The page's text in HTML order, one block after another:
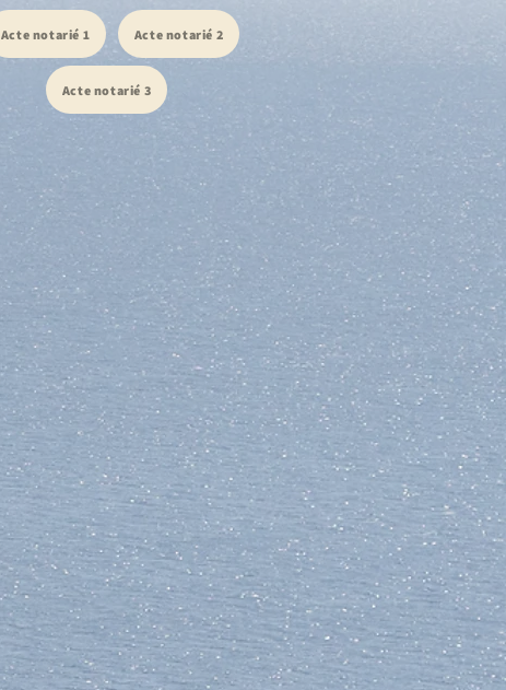
Acte notarié 1 Acte notarié 2
Acte notarié 3